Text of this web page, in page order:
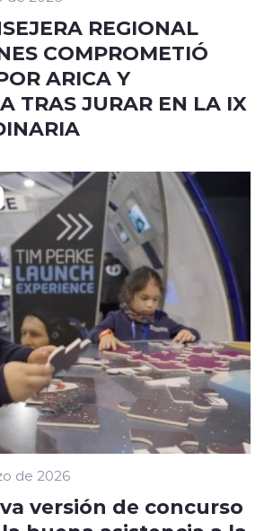
REGIONAL
COMPROMETIÓ
ARICA Y
TRAS JURAR EN LA IX
de 2026
versión de concurso